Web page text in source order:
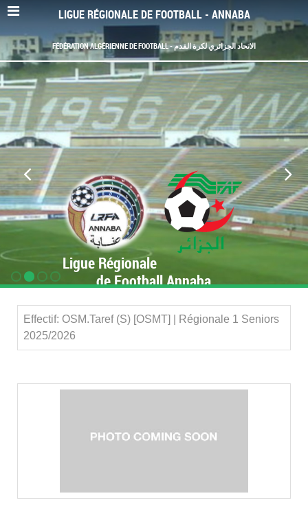
LIGUE RÉGIONALE DE FOOTBALL - ANNABA
FÉDÉRATION ALGÉRIENNE DE FOOTBALL - الاتحاد الجزائري لكرة القدم
Ligue Régionale
de Football Annaba
Effectif: OSM.Taref (S) [OSMT] | Régionale 1 Seniors
2025/2026